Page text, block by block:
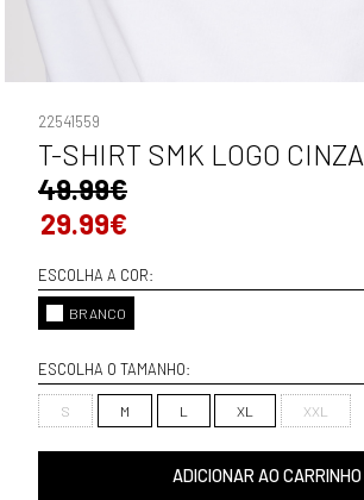
22541559
T-SHIRT SMK LOGO CINZA
49.99€
29.99€
ESCOLHA A COR:
BRANCO
ESCOLHA O TAMANHO:
S M L XL XXL
ADICIONAR AO CARRINHO